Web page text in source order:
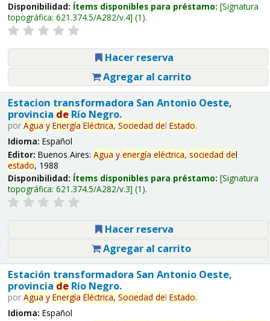
Disponibilidad: Ítems disponibles para préstamo: Signatura
topográfica: 621.374.5/A282/v.4 (1).
Hacer reserva
Agregar al carrito
Estacion transformadora San Antonio Oeste,
provincia deRío Negro.
por Agua y Energía Eléctrica, Sociedad del Estado.
Idioma: Español
Editor: Buenos Aires: Agua y energía eléctrica, sociedad del
estado, 1988
Disponibilidad: Ítems disponibles para préstamo: Signatura
topográfica: 621.374.5/A282/v.3 (1).
Hacer reserva
Agregar al carrito
Estación transformadora San Antonio Oeste,
provincia deRío Negro.
por Agua y Energía Eléctrica, Sociedad del Estado.
Idioma: Español